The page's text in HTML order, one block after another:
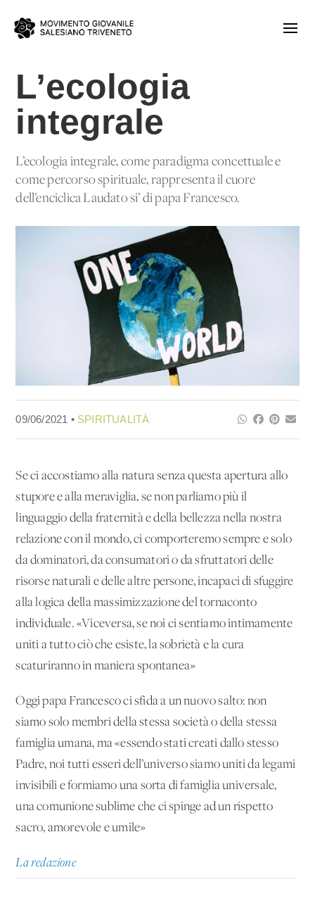
L’ecologia
integrale
L’ecologia integrale, come paradigma concettuale e
come percorso spirituale, rappresenta il cuore
dell’enciclica Laudato si’ di papa Francesco.
09/06/2021 • SPIRITUALITÀ
Se ci accostiamo alla natura senza questa apertura allo
stupore e alla meraviglia, se non parliamo più il
linguaggio della fraternità e della bellezza nella nostra
relazione con il mondo, ci comporteremo sempre e solo
da dominatori, da consumatori o da sfruttatori delle
risorse naturali e delle altre persone, incapaci di sfuggire
alla logica della massimizzazione del tornaconto
individuale. «Viceversa, se noi ci sentiamo intimamente
uniti a tutto ciò che esiste, la sobrietà e la cura
scaturiranno in maniera spontanea»
Oggi papa Francesco ci sfida a un nuovo salto: non
siamo solo membri della stessa società o della stessa
famiglia umana, ma «essendo stati creati dallo stesso
Padre, noi tutti esseri dell’universo siamo uniti da legami
invisibili e formiamo una sorta di famiglia universale,
una comunione sublime che ci spinge ad un rispetto
sacro, amorevole e umile»
La redazione